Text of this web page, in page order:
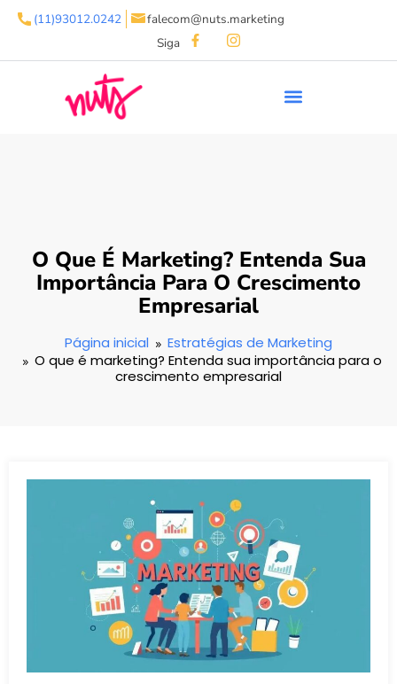
(11)93012.0242
falecom@nuts.marketing
Siga
O Que É Marketing? Entenda Sua
Importância Para O Crescimento
Empresarial
Página inicial
Estratégias de Marketing
O que é marketing? Entenda sua importância para o
crescimento empresarial